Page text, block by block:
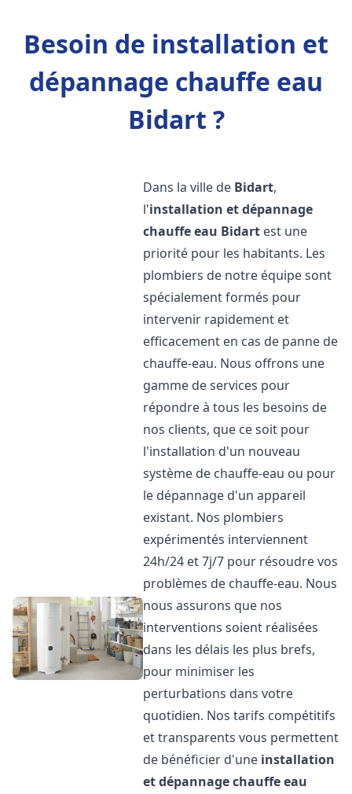
Besoin de installation et
dépannage chauffe eau
Bidart ?
Dans la ville de Bidart,
l'installation et dépannage
chauffe eau Bidart est une
priorité pour les habitants. Les
plombiers de notre équipe sont
spécialement formés pour
intervenir rapidement et
efficacement en cas de panne de
chauffe-eau. Nous offrons une
gamme de services pour
répondre à tous les besoins de
nos clients, que ce soit pour
l'installation d'un nouveau
système de chauffe-eau ou pour
le dépannage d'un appareil
existant. Nos plombiers
expérimentés interviennent
24h/24 et 7j/7 pour résoudre vos
problèmes de chauffe-eau. Nous
nous assurons que nos
interventions soient réalisées
dans les délais les plus brefs,
pour minimiser les
perturbations dans votre
quotidien. Nos tarifs compétitifs
et transparents vous permettent
de bénéficier d'une installation
et dépannage chauffe eau